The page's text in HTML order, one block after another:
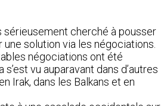
sérieusement cherché à pousser
solution via les négociations.
négociations ont été
vu auparavant dans d’autres
Irak, dans les Balkans et en